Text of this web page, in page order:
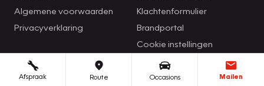
Afspraak Route Occasions Mailen
Algemene voorwaarden
Privacyverklaring
Klachtenformulier
Brandportal
Cookie instellingen